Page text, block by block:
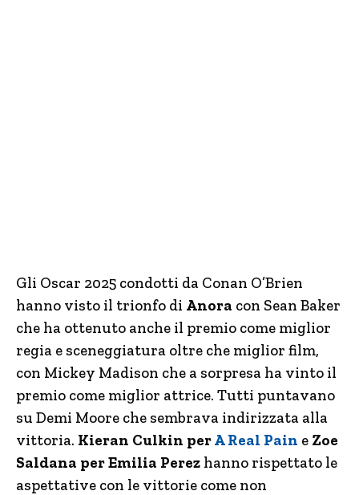
Gli Oscar 2025 condotti da Conan O’Brien
hanno visto il trionfo di Anora con Sean Baker
che ha ottenuto anche il premio come miglior
regia e sceneggiatura oltre che miglior film,
con Mickey Madison che a sorpresa ha vinto il
premio come miglior attrice. Tutti puntavano
su Demi Moore che sembrava indirizzata alla
vittoria. Kieran Culkin perA Real Pain e Zoe
Saldana per Emilia Perez hanno rispettato le
aspettative con le vittorie come non